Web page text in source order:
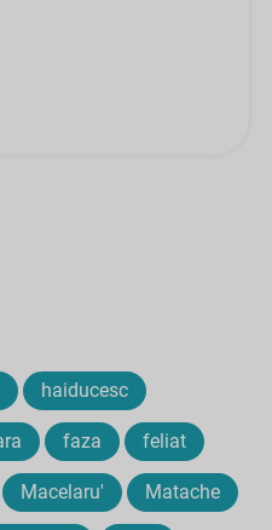
haiducesc
faza feliat
Macelaru' Matache